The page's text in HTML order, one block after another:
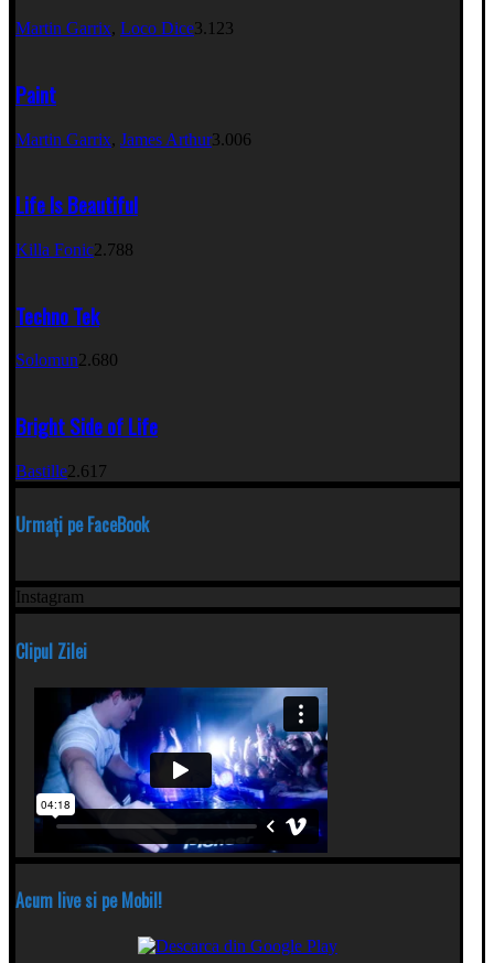
Martin Garrix, Loco Dice3.123
Paint
Martin Garrix, James Arthur3.006
Life Is Beautiful
Killa Fonic2.788
Techno Tek
Solomun2.680
Bright Side of Life
Bastille2.617
Urmați pe FaceBook
Instagram
Clipul Zilei
Acum live si pe Mobil!